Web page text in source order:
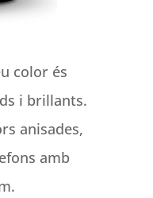
color és
i brillants.
anisades,
amb